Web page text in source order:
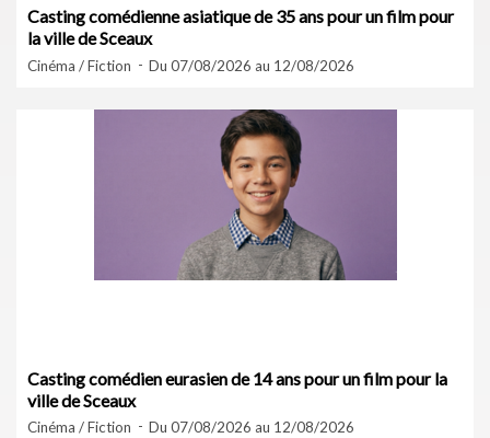
Casting comédienne asiatique de 35 ans pour un film pour
la ville de Sceaux
Cinéma / Fiction Du 07/08/2026 au 12/08/2026
Casting comédien eurasien de 14 ans pour un film pour la
ville de Sceaux
Cinéma / Fiction Du 07/08/2026 au 12/08/2026